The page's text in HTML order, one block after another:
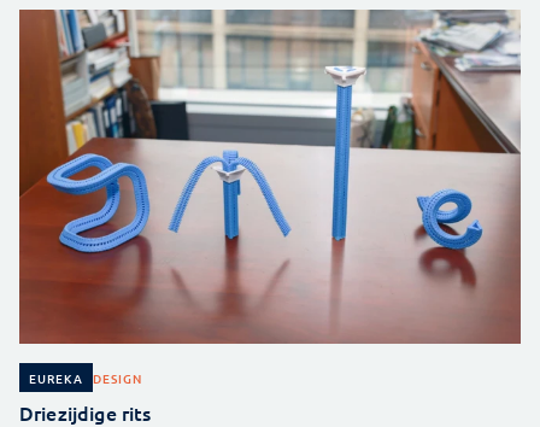
EUREKA DESIGN
Driezijdige rits